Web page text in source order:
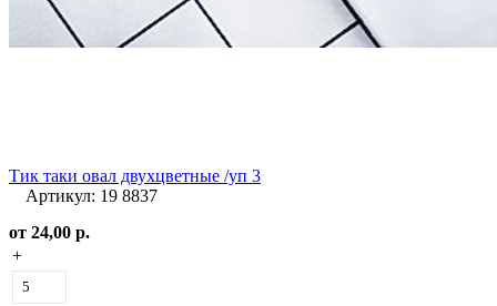
Тик таки овал двухцветные /уп 3
Артикул: 19 8837
от 24,00 р.
+